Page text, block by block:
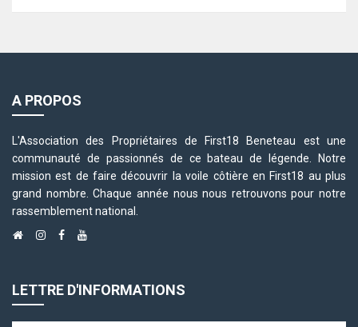
A PROPOS
L'Association des Propriétaires de First18 Beneteau est une
communauté de passionnés de ce bateau de légende. Notre
mission est de faire découvrir la voile côtière en First18 au plus
grand nombre. Chaque année nous nous retrouvons pour notre
rassemblement national.
LETTRE D'INFORMATIONS